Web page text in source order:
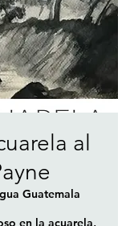
al
Guatemala
en la acuarela,